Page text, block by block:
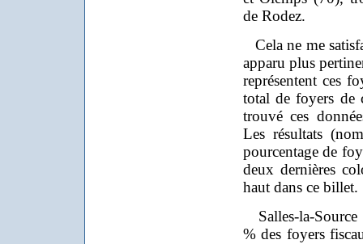
de Rodez.
Cela ne me
apparu plus
représentent ces
total de foyers de
trouvé ces
Les résultats
pourcentage de
deux dernières
haut dans ce billet.
Salles-la-Source
% des foyers